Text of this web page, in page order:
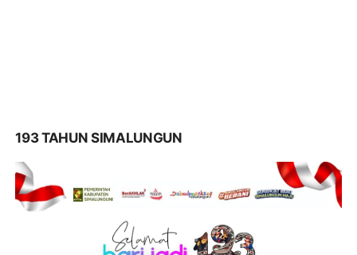
193 TAHUN SIMALUNGUN